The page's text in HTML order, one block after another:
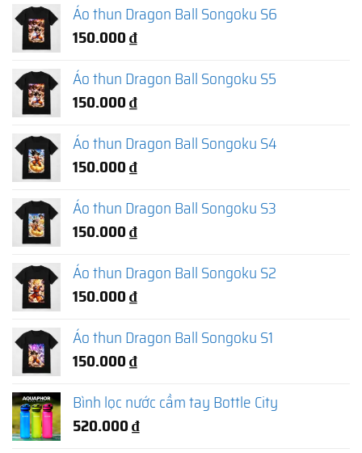
Áo thun Dragon Ball Songoku S6
150.000₫
Áo thun Dragon Ball Songoku S5
150.000₫
Áo thun Dragon Ball Songoku S4
150.000₫
Áo thun Dragon Ball Songoku S3
150.000₫
Áo thun Dragon Ball Songoku S2
150.000₫
Áo thun Dragon Ball Songoku S1
150.000₫
Bình lọc nước cầm tay Bottle City
520.000₫